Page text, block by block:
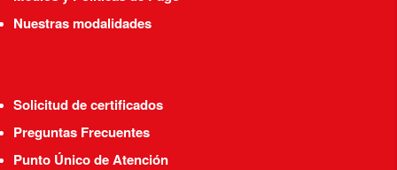
Nuestras modalidades
Solicitud de certificados
Preguntas Frecuentes
Punto Único de Atención